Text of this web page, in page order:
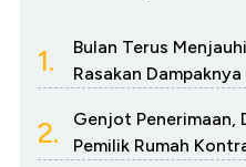
1.
Bulan Terus
Rasakan Dampaknya
2.
Genjot Penerimaan,
Pemilik Rumah